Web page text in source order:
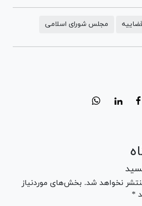
مجلس شورای اسلامی
نخواهد شد. بخش‌های موردنیاز
*